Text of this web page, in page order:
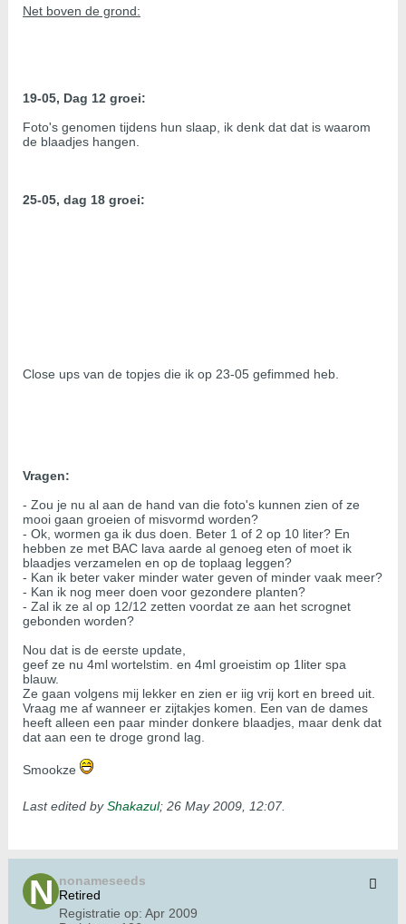
Net boven de grond:
19-05, Dag 12 groei:
Foto's genomen tijdens hun slaap, ik denk dat dat is waarom
de blaadjes hangen.
25-05, dag 18 groei:
Close ups van de topjes die ik op 23-05 gefimmed heb.
Vragen:
- Zou je nu al aan de hand van die foto's kunnen zien of ze
mooi gaan groeien of misvormd worden?
- Ok, wormen ga ik dus doen. Beter 1 of 2 op 10 liter? En
hebben ze met BAC lava aarde al genoeg eten of moet ik
blaadjes verzamelen en op de toplaag leggen?
- Kan ik beter vaker minder water geven of minder vaak meer?
- Kan ik nog meer doen voor gezondere planten?
- Zal ik ze al op 12/12 zetten voordat ze aan het scrognet
gebonden worden?
Nou dat is de eerste update,
geef ze nu 4ml wortelstim. en 4ml groeistim op 1liter spa
blauw.
Ze gaan volgens mij lekker en zien er iig vrij kort en breed uit.
Vraag me af wanneer er zijtakjes komen. Een van de dames
heeft alleen een paar minder donkere blaadjes, maar denk dat
dat aan een te droge grond lag.
Smookze
Last edited byShakazul; 26 May 2009, 12:07.
nonameseeds
Retired
Registratie op: Apr 2009